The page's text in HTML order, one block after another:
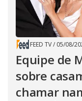
FEED TV/ 05/08/
Equipe de
sobre
chamar